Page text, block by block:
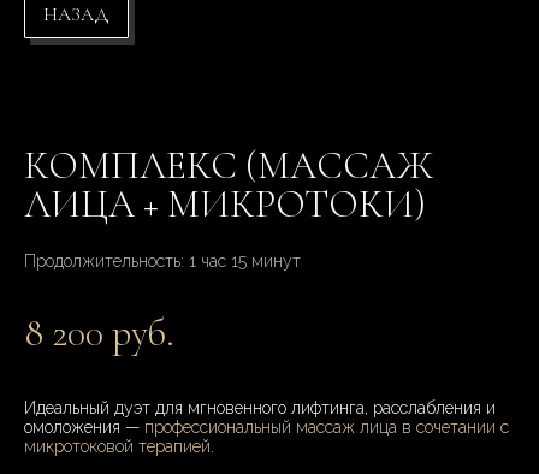
НАЗАД
КОМПЛЕКС (МАССАЖ
ЛИЦА + МИКРОТОКИ)
Продолжительность: 1 час 15 минут
8 200 руб.
Идеальный дуэт для мгновенного лифтинга, расслабления и
омоложения — профессиональный массаж лица в сочетании с
микротоковой терапией.